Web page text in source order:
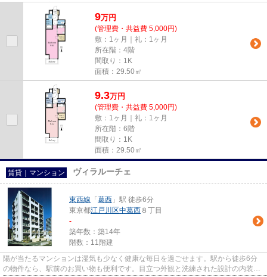
たします。お客様のこだわりやご...
9万円
(管理費・共益費 5,000円)
敷：1ヶ月｜礼：1ヶ月
所在階：4階
間取り：1K
面積：29.50㎡
9.3万円
(管理費・共益費 5,000円)
敷：1ヶ月｜礼：1ヶ月
所在階：6階
間取り：1K
面積：29.50㎡
賃貸｜マンション ヴィラルーチェ
東西線 「 葛西 」駅 徒歩6分
東京都江戸川区中葛西 ８丁目
-
築年数：築14年
階数：11階建
陽が当たるマンションは湿気も少なく健康な毎日を過ごせます。駅から徒歩6分
の物件なら、駅前のお買い物も便利です。目立つ外観と洗練された設計の内装を